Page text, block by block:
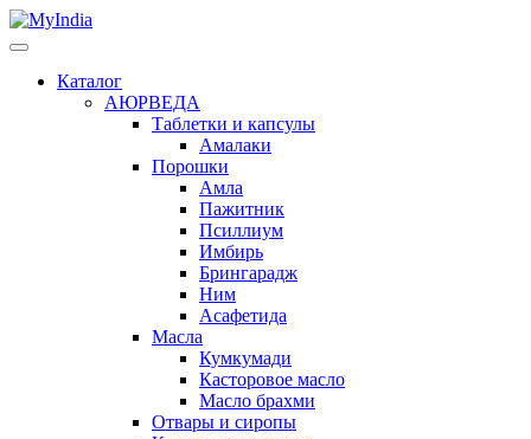
Каталог
АЮРВЕДА
Таблетки и капсулы
Амалаки
Порошки
Амла
Пажитник
Псиллиум
Имбирь
Брингарадж
Ним
Асафетида
Масла
Кумкумади
Касторовое масло
Масло брахми
Отвары и сиропы